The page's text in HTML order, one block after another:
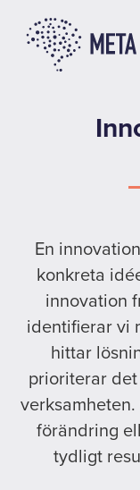
En
konkreta
innovation
identifierar vi
hittar
prioriterar det
verksamheten.
förändring
tydligt